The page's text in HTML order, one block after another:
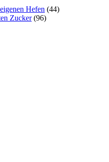
Hefen (44)
Zucker (96)